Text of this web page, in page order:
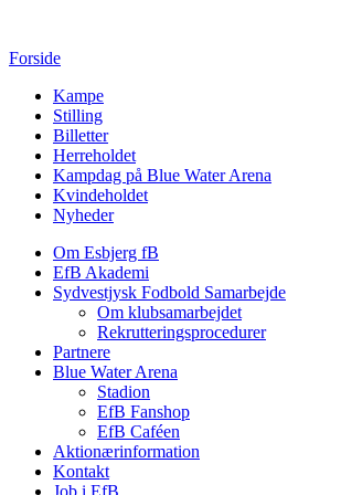
Forside
Kampe
Stilling
Billetter
Herreholdet
Kampdag på Blue Water Arena
Kvindeholdet
Nyheder
Om Esbjerg fB
EfB Akademi
Sydvestjysk Fodbold Samarbejde
Om klubsamarbejdet
Rekrutteringsprocedurer
Partnere
Blue Water Arena
Stadion
EfB Fanshop
EfB Caféen
Aktionærinformation
Kontakt
Job i EfB